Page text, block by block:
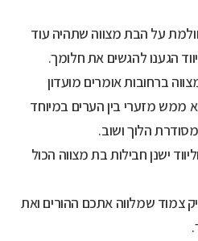
על הבת מצווה שתהיה עוד
הגענו להגשים את חלומך.
ברחובות אומרים מועדון
ממש מזערי בין הערים במיוחד
הלוך ושוב.
ישנן חבילות בת מצווה הכול
צמוד שמלווה אתכם ההורים ואת